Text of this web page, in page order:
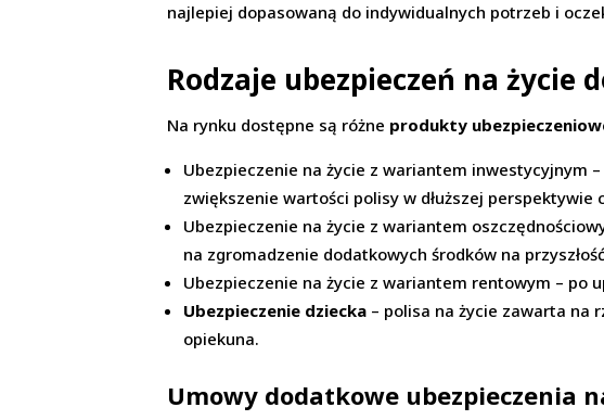
najlepiej dopasowaną do indywidualnych potrzeb i
Rodzaje ubezpieczeń na życie
Na rynku dostępne są różne produkty
Ubezpieczenie na życie z wariantem inwestycyjnym
zwiększenie wartości polisy w dłuższej perspektywie
Ubezpieczenie na życie z wariantem
na zgromadzenie dodatkowych środków na
Ubezpieczenie na życie z wariantem rentowym – po
Ubezpieczenie dziecka – polisa na życie zawarta na
opiekuna.
Umowy dodatkowe ubezpieczenia